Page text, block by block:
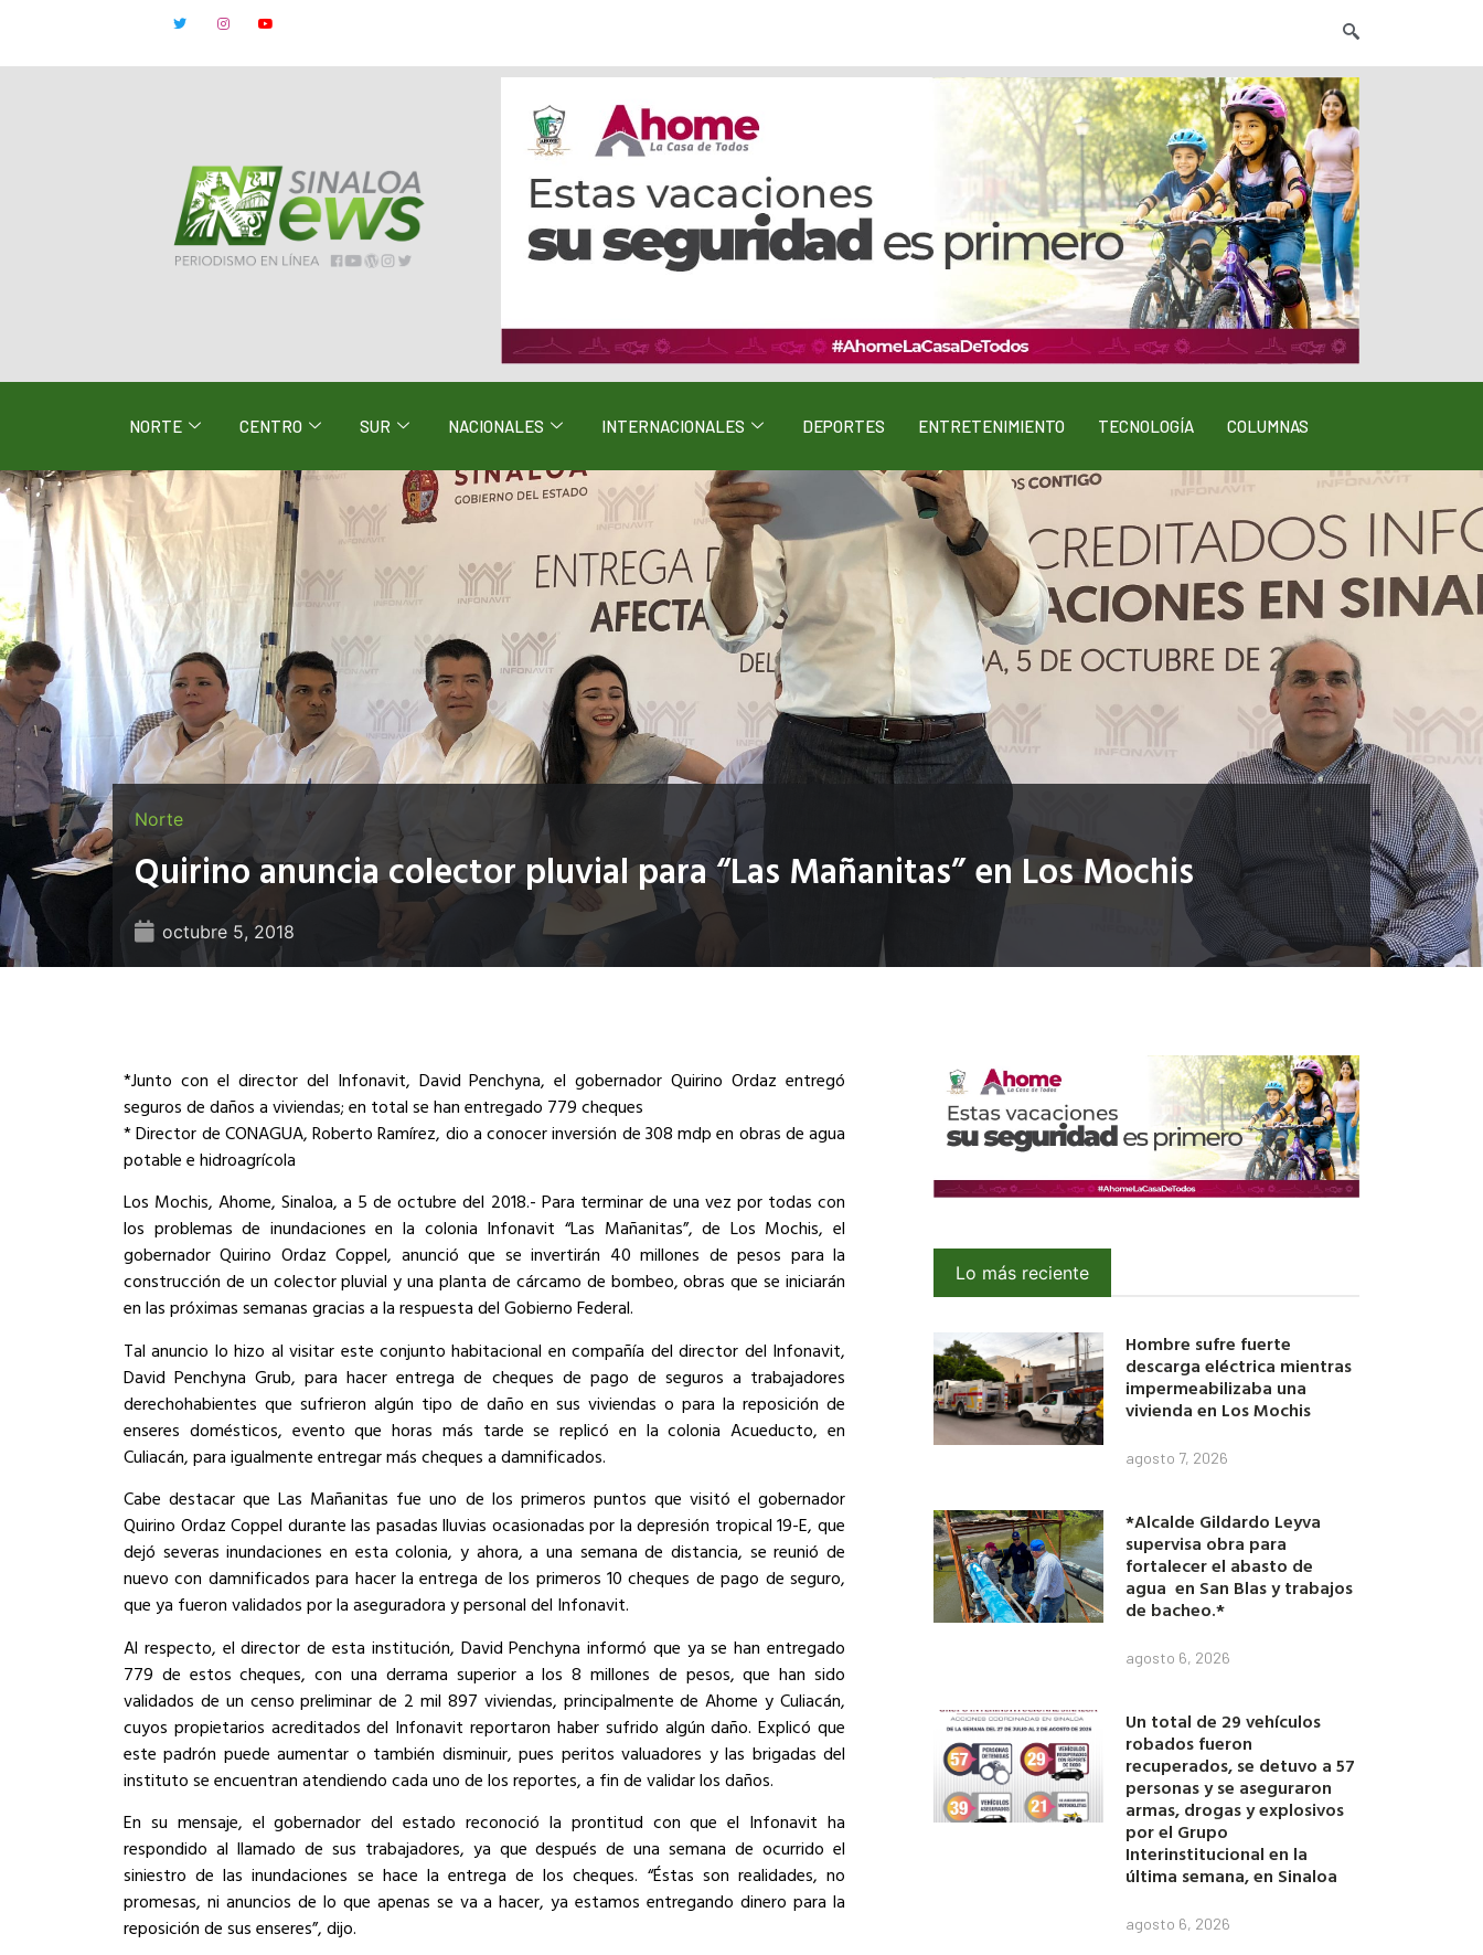
NORTE CENTRO SUR NACIONALES INTERNACIONALES DEPORTES ENTRETENIMIENTO TECNOLOGÍA COLUMNAS
Norte
Quirino anuncia colector pluvial para “Las Mañanitas” en Los Mochis
octubre 5, 2018
*Junto con el director del Infonavit, David Penchyna, el gobernador Quirino Ordaz entregó
seguros de daños a viviendas; en total se han entregado 779 cheques
* Director de CONAGUA, Roberto Ramírez, dio a conocer inversión de 308 mdp en obras de agua
potable e hidroagrícola
Los Mochis, Ahome, Sinaloa, a 5 de octubre del 2018.- Para terminar de una vez por todas con
los problemas de inundaciones en la colonia Infonavit “Las Mañanitas”, de Los Mochis, el
gobernador Quirino Ordaz Coppel, anunció que se invertirán 40 millones de pesos para la
construcción de un colector pluvial y una planta de cárcamo de bombeo, obras que se iniciarán
en las próximas semanas gracias a la respuesta del Gobierno Federal.
Tal anuncio lo hizo al visitar este conjunto habitacional en compañía del director del Infonavit,
David Penchyna Grub, para hacer entrega de cheques de pago de seguros a trabajadores
derechohabientes que sufrieron algún tipo de daño en sus viviendas o para la reposición de
enseres domésticos, evento que horas más tarde se replicó en la colonia Acueducto, en
Culiacán, para igualmente entregar más cheques a damnificados.
Cabe destacar que Las Mañanitas fue uno de los primeros puntos que visitó el gobernador
Quirino Ordaz Coppel durante las pasadas lluvias ocasionadas por la depresión tropical 19-E, que
dejó severas inundaciones en esta colonia, y ahora, a una semana de distancia, se reunió de
nuevo con damnificados para hacer la entrega de los primeros 10 cheques de pago de seguro,
que ya fueron validados por la aseguradora y personal del Infonavit.
Al respecto, el director de esta institución, David Penchyna informó que ya se han entregado
779 de estos cheques, con una derrama superior a los 8 millones de pesos, que han sido
validados de un censo preliminar de 2 mil 897 viviendas, principalmente de Ahome y Culiacán,
cuyos propietarios acreditados del Infonavit reportaron haber sufrido algún daño. Explicó que
este padrón puede aumentar o también disminuir, pues peritos valuadores y las brigadas del
instituto se encuentran atendiendo cada uno de los reportes, a fin de validar los daños.
En su mensaje, el gobernador del estado reconoció la prontitud con que el Infonavit ha
respondido al llamado de sus trabajadores, ya que después de una semana de ocurrido el
siniestro de las inundaciones se hace la entrega de los cheques. “Éstas son realidades, no
promesas, ni anuncios de lo que apenas se va a hacer, ya estamos entregando dinero para la
reposición de sus enseres”, dijo.
Lo más reciente
Hombre sufre fuerte
descarga eléctrica mientras
impermeabilizaba una
vivienda en Los Mochis
agosto 7, 2026
*Alcalde Gildardo Leyva
supervisa obra para
fortalecer el abasto de
agua en San Blas y trabajos
de bacheo.*
agosto 6, 2026
Un total de 29 vehículos
robados fueron
recuperados, se detuvo a 57
personas y se aseguraron
armas, drogas y explosivos
por el Grupo
Interinstitucional en la
última semana, en Sinaloa
agosto 6, 2026